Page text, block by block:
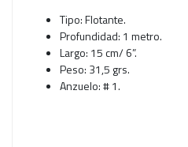
Tipo: Flotante.
Profundidad: 1 metro.
Largo: 15 cm/ 6”.
Peso: 31,5 grs.
Anzuelo: # 1.